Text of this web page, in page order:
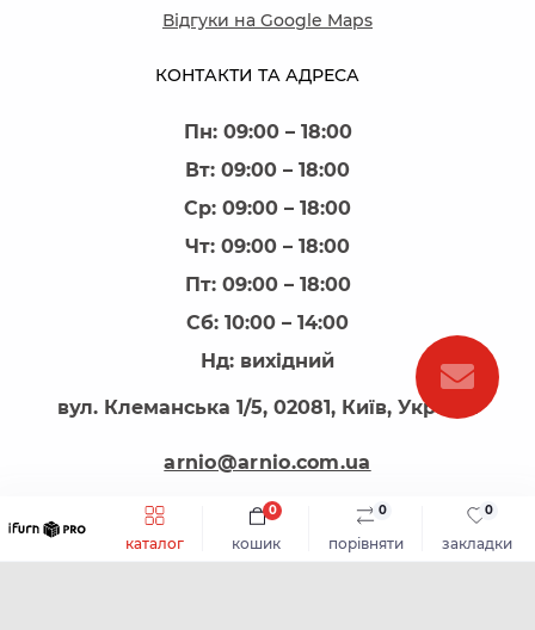
каталог порівняти
0
закладки
0
кошик
0
КОНТАКТИ ТА АДРЕСА
Пн: 09:00 – 18:00
Вт: 09:00 – 18:00
Ср: 09:00 – 18:00
Чт: 09:00 – 18:00
Пт: 09:00 – 18:00
Сб: 10:00 – 14:00
Нд: вихідний
вул. Клеманська 1/5, 02081, Київ, Україна
arnio@arnio.com.ua
Відгуки на Google Maps